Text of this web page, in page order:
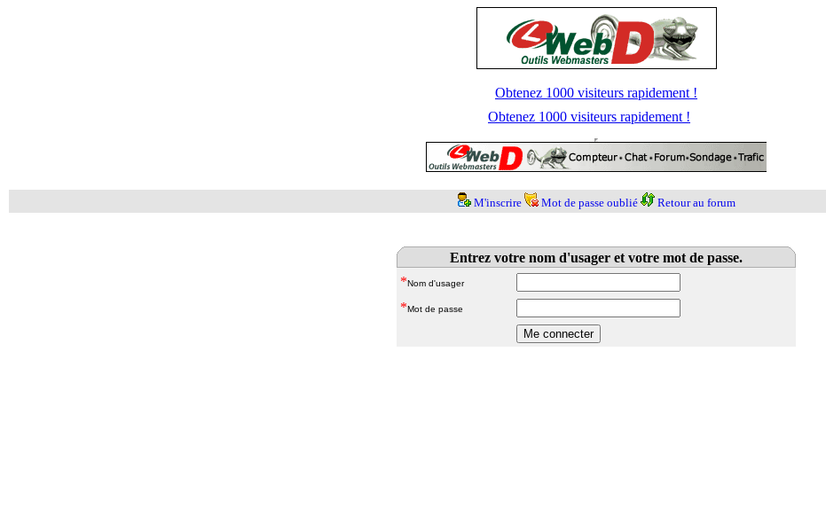
Obtenez 1000 visiteurs rapidement !
Obtenez 1000 visiteurs rapidement !
M'inscrire Mot de passe oublié Retour au forum
Entrez votre nom d'usager et votre mot de passe.
*Nom d'usager
*Mot de passe